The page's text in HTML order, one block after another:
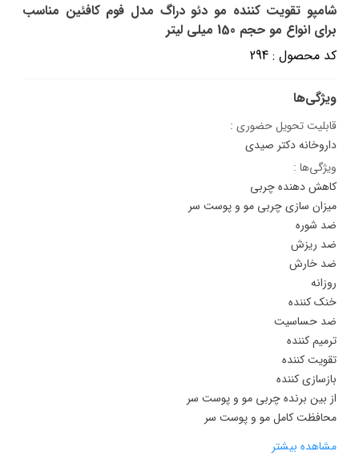
شامپو تقویت کننده مو دئو دراگ مدل فوم کافئین مناسب
برای انواع مو حجم 150 میلی لیتر
کد محصول : 294
ویژگی‌ها
قابلیت تحویل حضوری :
داروخانه دکتر صیدی
ویژگی‌ها :
کاهش دهنده چربی
میزان سازی چربی مو و پوست سر
ضد شوره
ضد ریزش
ضد خارش
روزانه
خنک کننده
ضد حساسیت
ترمیم کننده
تقویت کننده
بازسازی کننده
از بین برنده چربی مو و پوست سر
محافظت کامل مو و پوست سر
مشاهده بیشتر